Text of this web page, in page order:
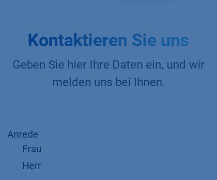
Kontaktieren Sie uns
Geben Sie hier Ihre Daten ein, und wir
melden uns bei Ihnen.
Anrede
Frau
Herr